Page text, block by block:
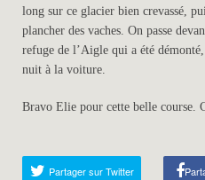
long sur ce glacier bien crevassé,
plancher des vaches. On passe
refuge de l’Aigle qui a été
nuit à la voiture.
Bravo Elie pour cette belle course.
Partager sur Twitter